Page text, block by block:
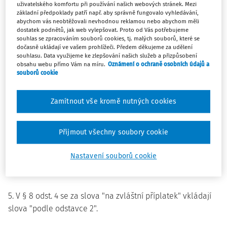
"(3) Výše zvláštního příplatku pedagogického pracovníka
ve skupině prací třídního učitele činí měsíčně 1 500 až 3
000 Kč.".
Dosavadní odstavec 3 se označuje jako odstavec 4.
3. V § 8 odst. 4 se za text "I. až V." vkládají slova "a podle
4. V § 8 odst. 4 se za slova "s výjimkou zvláštního příplatku"
5. V § 8 odst. 4 se za slova "na zvláštní příplatek" vkládají
slova "podle odstavce 2".
uživatelského komfortu při používání našich webových stránek. Mezi
základní předpoklady patří např. aby správně fungovalo vyhledávání,
abychom vás neobtěžovali nevhodnou reklamou nebo abychom měli
dostatek podnětů, jak web vylepšovat. Proto od Vás potřebujeme
souhlas se zpracováním souborů cookies, tj. malých souborů, které se
dočasně ukládají ve vašem prohlížeči. Předem děkujeme za udělení
souhlasu. Data využijeme ke zlepšování našich služeb a přizpůsobení
obsahu webu přímo Vám na míru. Oznámení o ochraně osobních údajů a
souborů cookie
Nastavení souborů cookie
Zamítnout vše kromě nutných cookies
Přijmout všechny soubory cookie